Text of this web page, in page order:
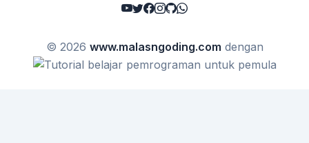
© 2026 www.malasngoding.com dengan